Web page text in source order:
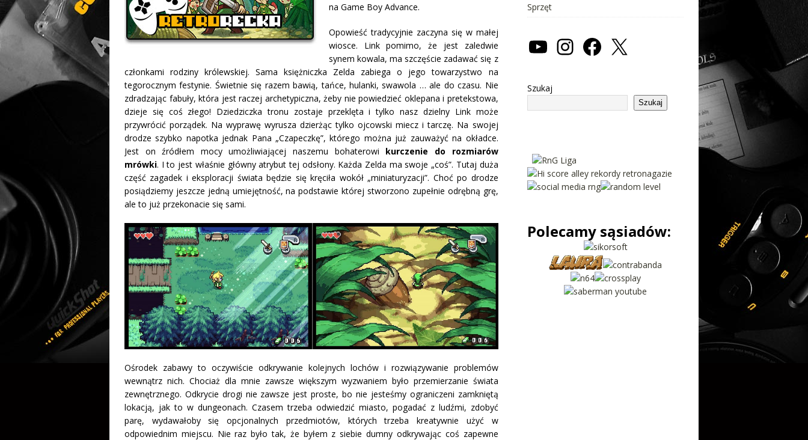
na Game Boy Advance.
Opowieść tradycyjnie zaczyna się w małej
wiosce. Link pomimo, że jest zaledwie
synem kowala, ma szczęście zadawać się z
członkami rodziny królewskiej. Sama księżniczka Zelda zabiega o jego towarzystwo na
tegorocznym festynie. Świetnie się razem bawią, tańce, hulanki, swawola … ale do czasu. Nie
zdradzając fabuły, która jest raczej archetypiczna, żeby nie powiedzieć oklepana i pretekstowa,
dzieje się coś złego! Dziedziczka tronu zostaje przeklęta i tylko nasz dzielny Link może
przywrócić porządek. Na wyprawę wyrusza dzierżąc tylko ojcowski miecz i tarczę. Na swojej
drodze szybko napotka jednak Pana „Czapeczkę”, którego można już zauważyć na okładce.
Jest on źródłem mocy umożliwiającej naszemu bohaterowi kurczenie do rozmiarów
mrówki. I to jest właśnie główny atrybut tej odsłony. Każda Zelda ma swoje „coś”. Tutaj duża
część zagadek i eksploracji świata będzie się kręciła wokół „miniaturyzacji”. Choć po drodze
posiądziemy jeszcze jedną umiejętność, na podstawie której stworzono zupełnie odrębną grę,
ale to już przekonacie się sami.
Ośrodek zabawy to oczywiście odkrywanie kolejnych lochów i rozwiązywanie problemów
wewnątrz nich. Chociaż dla mnie zawsze większym wyzwaniem było przemierzanie świata
zewnętrznego. Odkrycie drogi nie zawsze jest proste, bo nie jesteśmy ograniczeni zamkniętą
lokacją, jak to w dungeonach. Czasem trzeba odwiedzić miasto, pogadać z ludźmi, zdobyć
parę, wydawałoby się opcjonalnych przedmiotów, których trzeba kreatywnie użyć w
odpowiednim miejscu. Nie raz było tak, że byłem z siebie dumny odkrywając coś zapewne
Sprzęt
Szukaj
Szukaj
Polecamy sąsiadów: